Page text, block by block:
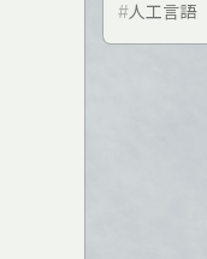
#人工言語